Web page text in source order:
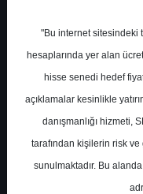
Ana Sayfa
Rapor Detay
Karsan
ICBC Yatırım
"Bu internet sitesindeki
hesaplarında yer alan
hisse senedi hedef
açıklamalar kesinlikle
danışmanlığı hizmeti,
tarafından kişilerin risk
sunulmaktadır. Bu